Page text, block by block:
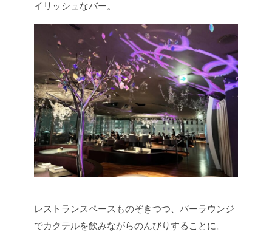
イリッシュなバー。
レストランスペースものぞきつつ、バーラウンジ
でカクテルを飲みながらのんびりすることに。